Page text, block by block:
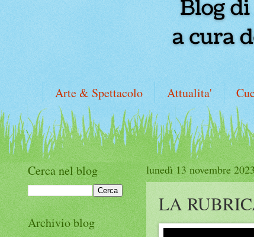
Arte & Spettacolo Attualita'
lunedì 13 novembre
LA
Cerca nel blog
Archivio blog